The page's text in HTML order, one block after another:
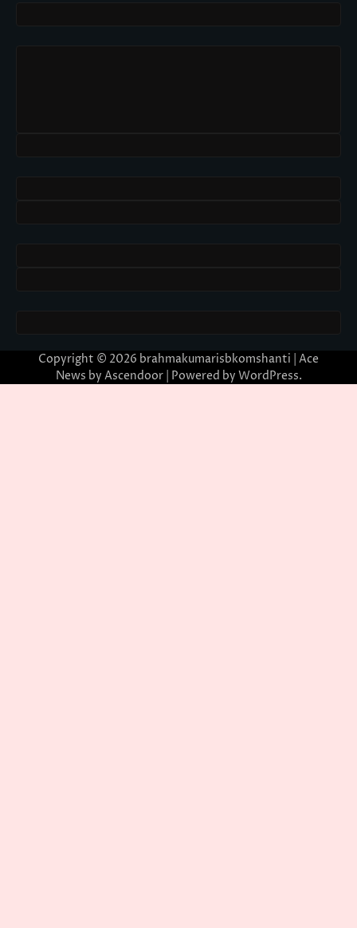
Copyright © 2026 brahmakumarisbkomshanti | Ace
News by Ascendoor| Powered by WordPress.